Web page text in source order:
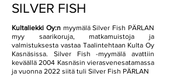
SILVER FISH
Kultaliekki Oy:n myymälä Silver Fish PÄRLAN
myy saarikoruja, matkamuistoja ja
valmistuksesta vastaa Taalintehtaan Kulta Oy
Kasnäsissa.
Silver Fish -myymälä avattiin
keväällä 2004 Kasnäsin vierasvenesatamassa
ja vuonna 2022 siitä tuli Silver Fish PÄRLAN